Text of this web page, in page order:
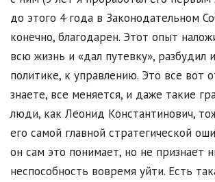
до этого 4 года в Законодательном
конечно, благодарен. Этот опыт
всю жизнь и «дал путевку», разбудил
политике, к управлению. Это все вот
знаете, все меняется, и даже такие
люди, как Леонид Константинович,
его самой главной стратегической
он сам это понимает, но не признает
неспособность вовремя уйти. Есть